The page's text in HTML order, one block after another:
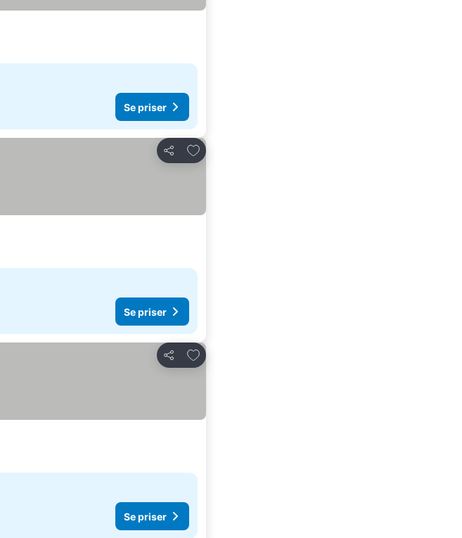
Se priser
Del
Føj til favoritter
Se priser
Del
Føj til favoritter
Se priser